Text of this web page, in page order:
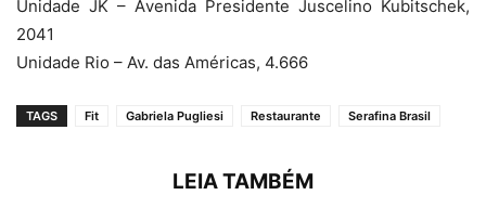
Unidade JK – Avenida Presidente Juscelino Kubitschek,
2041
Unidade Rio – Av. das Américas, 4.666
TAGS Fit Gabriela Pugliesi Restaurante Serafina Brasil
LEIA TAMBÉM